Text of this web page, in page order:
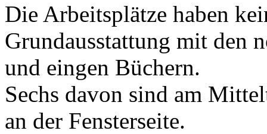
Die Arbeitsplätze haben
Grundausstattung mit den
und eingen Büchern.
Sechs davon sind am
an der Fensterseite.